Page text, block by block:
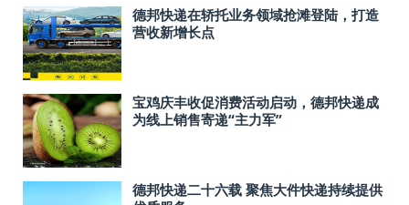
德邦快递在轿托业务领域抢滩登陆，打造
营收新增长点
宝鸡庆丰收促消费活动启动，德邦快递成
为线上销售寄递“主力军”
德邦快递二十六载 聚焦大件快递持续提供